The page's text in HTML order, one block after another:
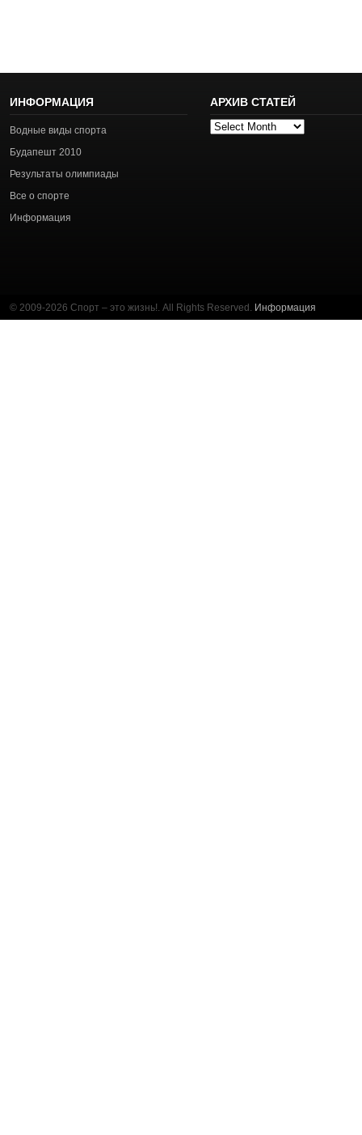
ИНФОРМАЦИЯ
Водные виды спорта
Будапешт 2010
Результаты олимпиады
Все о спорте
Информация
АРХИВ СТАТЕЙ
Архив
© 2009-2026 Спорт – это жизнь!. All Rights Reserved. Информация